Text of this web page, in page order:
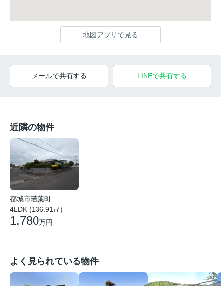
地図アプリで見る
メールで共有する LINEで共有する
近隣の物件
都城市若葉町
4LDK (136.91㎡)
1,780万円
よく見られている物件